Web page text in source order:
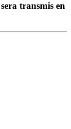
transmis en